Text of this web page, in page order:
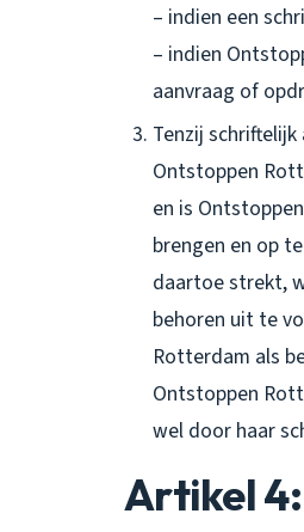
– indien een
– indien
aanvraag of
Tenzij
Ontstoppen
en is
brengen en op
daartoe strekt,
behoren uit te
Rotterdam als
Ontstoppen
wel door haar
Artikel